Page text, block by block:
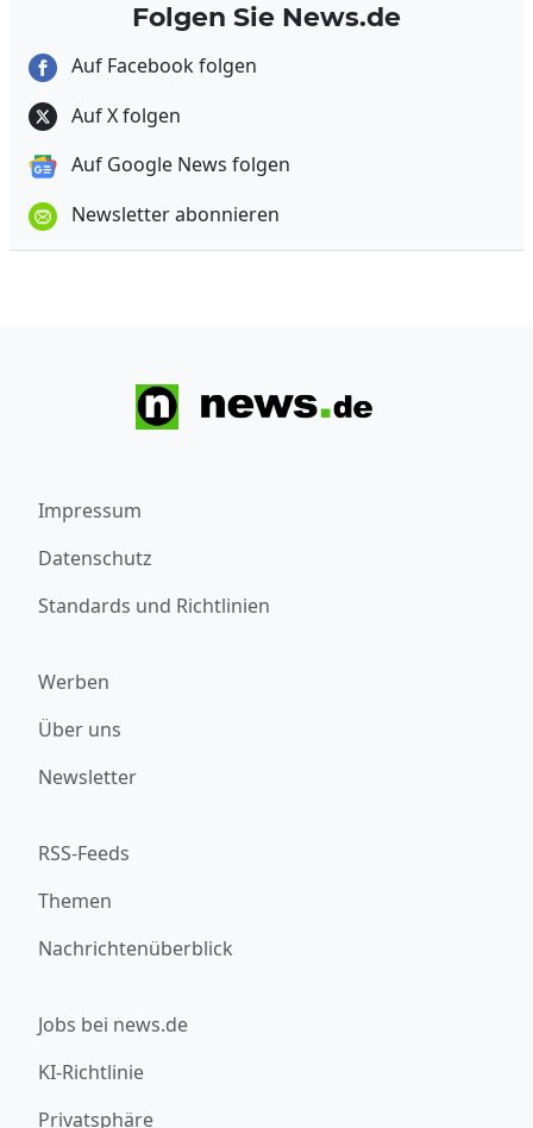
Folgen Sie News.de
Auf Facebook folgen
Auf X folgen
Auf Google News folgen
Newsletter abonnieren
Impressum
Datenschutz
Standards und Richtlinien
Werben
Über uns
Newsletter
RSS-Feeds
Themen
Nachrichtenüberblick
Jobs bei news.de
KI-Richtlinie
Privatsphäre